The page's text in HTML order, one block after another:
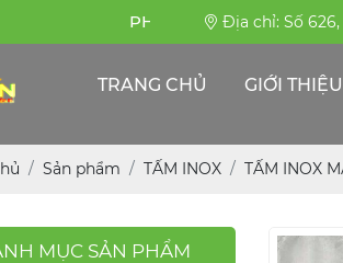
PHỤNG SỰ BỀN BỈ Địa chỉ: Số 626,
TRANG CHỦ GIỚI THIỆU
Sản phẩm TẤM INOX TẤM INOX
MỤC SẢN PHẨM